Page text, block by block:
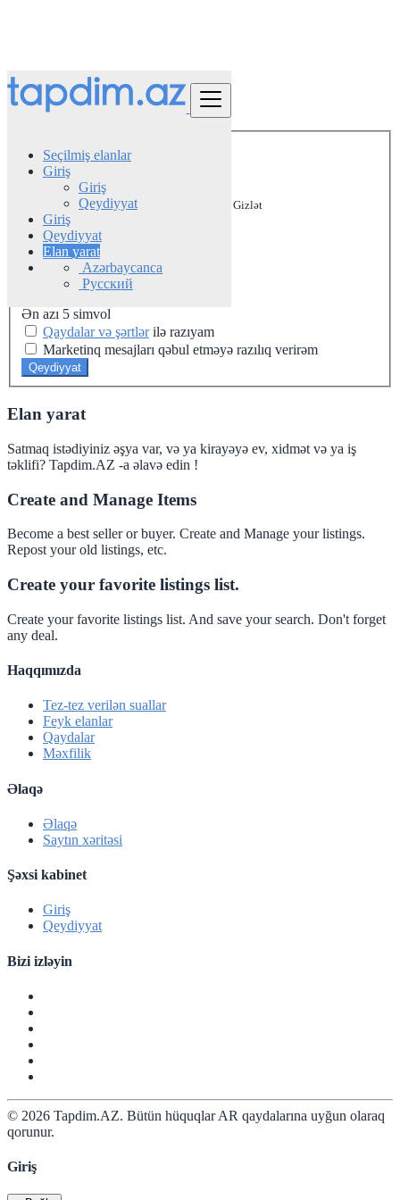
Seçilmiş elanlar
Giriş
Giriş
Qeydiyyat
Giriş
Qeydiyyat
Elan yarat
Azərbaycanca
Русский
Profil yarat
Telefon nömrəsi
Gizlət
Email
Şifrə*
Ən azı 5 simvol
Qaydalar və şərtlərilə razıyam
Marketinq mesajları qəbul etməyə razılıq verirəm
Qeydiyyat
Elan yarat
Satmaq istədiyiniz əşya var, və ya kirayəyə ev, xidmət və ya iş
təklifi? Tapdim.AZ -a əlavə edin !
Create and Manage Items
Become a best seller or buyer. Create and Manage your listings.
Repost your old listings, etc.
Create your favorite listings list.
Create your favorite listings list. And save your search. Don't forget
any deal.
Haqqımızda
Tez-tez verilən suallar
Feyk elanlar
Qaydalar
Məxfilik
Əlaqə
Əlaqə
Saytın xəritəsi
Şəxsi kabinet
Giriş
Qeydiyyat
Bizi izləyin
© 2026 Tapdim.AZ. Bütün hüquqlar AR qaydalarına uyğun olaraq
qorunur.
Giriş